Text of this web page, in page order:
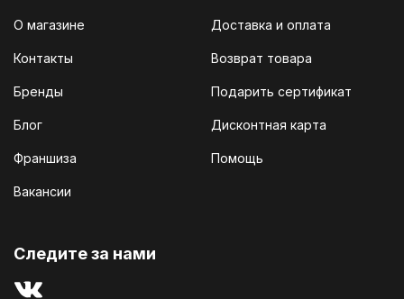
О магазине
Контакты
Бренды
Блог
Франшиза
Вакансии
Доставка и оплата
Возврат товара
Подарить сертификат
Дисконтная карта
Помощь
Cледите за нами